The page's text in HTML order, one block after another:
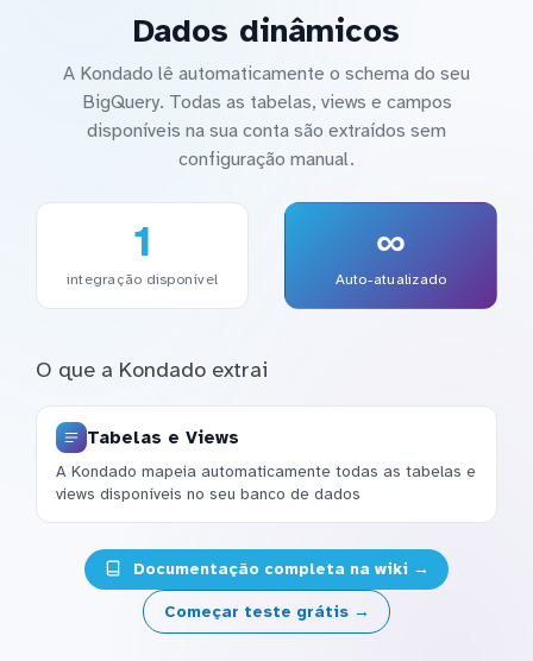
Dados dinâmicos
A Kondado lê automaticamente o schema do seu
BigQuery. Todas as tabelas, views e campos
disponíveis na sua conta são extraídos sem
configuração manual.
1
integração disponível
∞
Auto-atualizado
O que a Kondado extrai
Tabelas e Views
A Kondado mapeia automaticamente todas as tabelas e
views disponíveis no seu banco de dados
Documentação completa na wiki →
Começar teste grátis →